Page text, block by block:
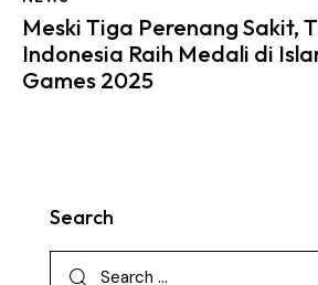
Meski Tiga Perenang Sakit,
Indonesia Raih Medali di
Games 2025
Search